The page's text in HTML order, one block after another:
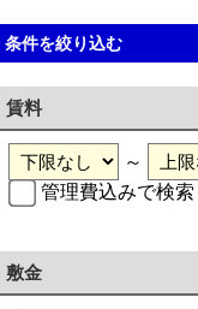
条件を絞り込む
賃料
～
管理費込みで検索
敷金